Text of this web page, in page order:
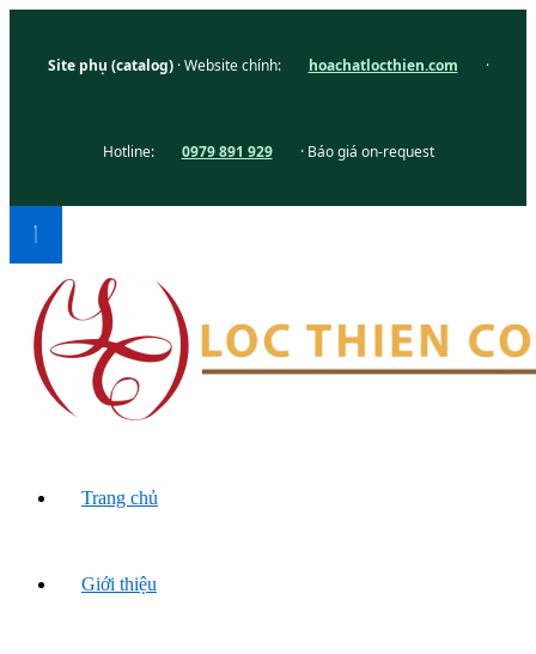
Site phụ (catalog)· Website chính: hoachatlocthien.com ·
Hotline: 0979 891 929 · Báo giá on-request
Trang chủ
Giới thiệu